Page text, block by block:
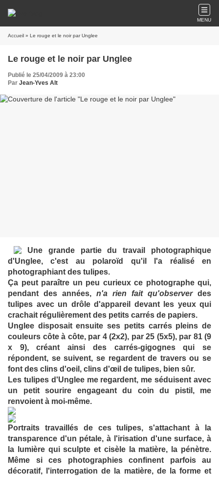
MENU
Accueil » Le rouge et le noir par Unglee
Le rouge et le noir par Unglee
Publié le 25/04/2009 à 23:00
Par Jean-Yves Alt
Une grande partie du travail photographique
d'Unglee, c'est au polaroïd qu'il l'a réalisé en
photographiant des tulipes.
Ça peut paraître un peu curieux ce photographe qui,
pendant des années, n'a rien fait qu'observerdes
tulipes avec un drôle d'appareil devant les yeux qui
crachait régulièrement des petits carrés de papiers.
Unglee disposait ensuite ses petits carrés pleins de
couleurs côte à côte, par 4 (2x2), par 25 (5x5), par 81 (9
x 9), créant ainsi des carrés-gigognes qui se
répondent, se suivent, se regardent de travers ou se
font des clins d'oeil, clins d'œil de tulipes, bien sûr.
Les tulipes d'Unglee me regardent, me séduisent avec
un petit sourire engageant du coin du pistil, me
renvoient à moi-même.
Portraits travaillés de ces tulipes, s'attachant à la
transparence d'un pétale, à l'irisation d'une surface, à
la lumière qui sculpte et cisèle la matière, la pénètre.
Même si ces photographies confinent parfois au
décoratif, l'interrogation de la matière, de la forme et